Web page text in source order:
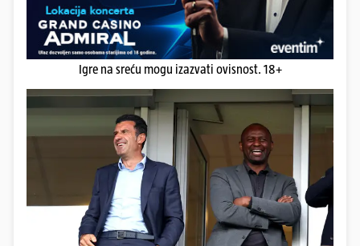
Igre na sreću mogu izazvati ovisnost. 18+